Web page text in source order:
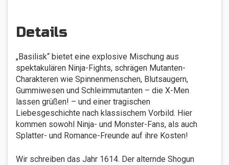
Details
„Basilisk“ bietet eine explosive Mischung aus
spektakulären Ninja-Fights, schrägen Mutanten-
Charakteren wie Spinnenmenschen, Blutsaugern,
Gummiwesen und Schleimmutanten – die X-Men
lassen grüßen! – und einer tragischen
Liebesgeschichte nach klassischem Vorbild. Hier
kommen sowohl Ninja- und Monster-Fans, als auch
Splatter- und Romance-Freunde auf ihre Kosten!
Wir schreiben das Jahr 1614. Der alternde Shogun